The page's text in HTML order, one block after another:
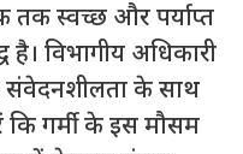
तक स्वच्छ और पर्याप्त
विभागीय अधिकारी
संवेदनशीलता के साथ
कि गर्मी के इस मौसम